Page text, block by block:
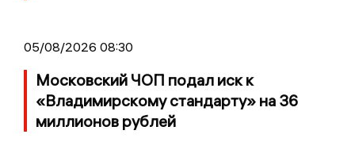
05/08/2026 08:30
Московский ЧОП подал иск к
«Владимирскому стандарту» на 36
миллионов рублей